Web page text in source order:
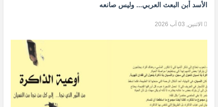
الأسد أبن البعث العربي... وليس صانعه
الاثنين, 03 آب 2026